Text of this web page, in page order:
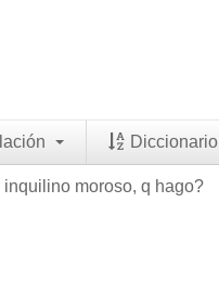
Diccionario
inquilino moroso, q hago?